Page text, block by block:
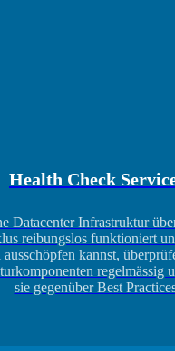
Health Check
Datacenter Infrastruktur
reibungslos funktioniert
ausschöpfen kannst,
regelmässig
sie gegenüber Best